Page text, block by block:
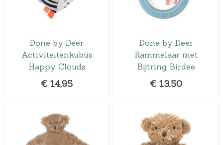
Done by Deer
Activiteitenkubus
Happy Clouds
€ 14,95
Done by Deer
Rammelaar met
Bijtring Birdee
€ 13,50